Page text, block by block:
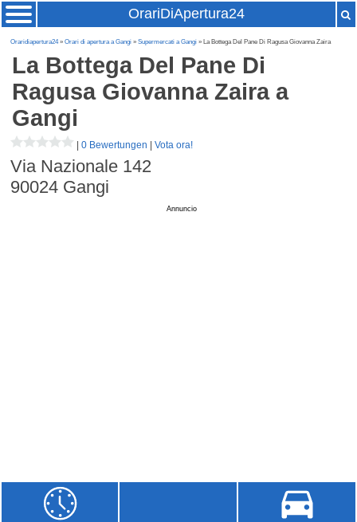
OrariDiApertura24
Oraridiapertura24»Orari di apertura a Gangi »Supermercati a Gangi » La Bottega Del Pane Di Ragusa Giovanna Zaira
La Bottega Del Pane Di
Ragusa Giovanna Zairaa
Gangi
|0 Bewertungen |Vota ora!
Via Nazionale 142
90024 Gangi
Annuncio